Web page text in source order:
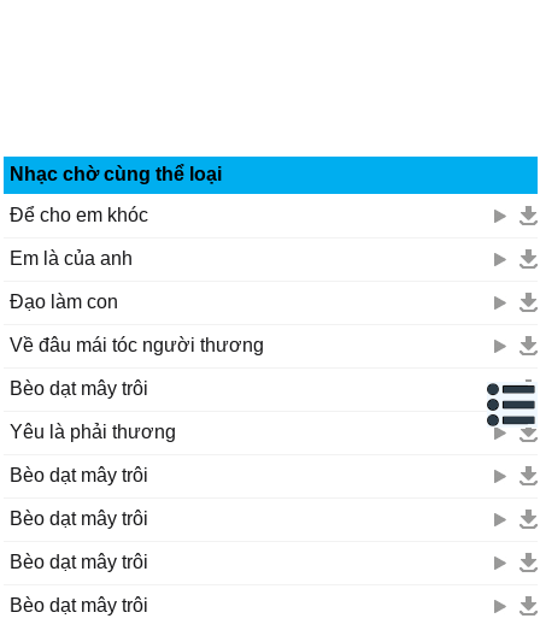
Nhạc chờ cùng thể loại
Để cho em khóc
Em là của anh
Đạo làm con
Về đâu mái tóc người thương
Bèo dạt mây trôi
Yêu là phải thương
Bèo dạt mây trôi
Bèo dạt mây trôi
Bèo dạt mây trôi
Bèo dạt mây trôi